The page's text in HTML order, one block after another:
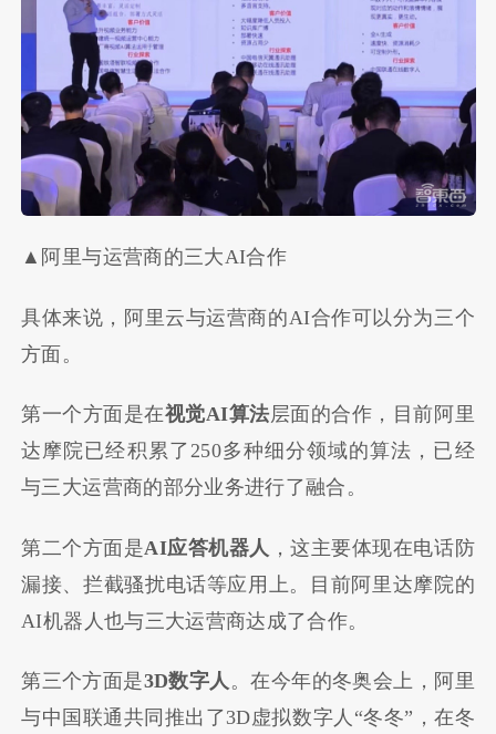
▲阿里与运营商的三大AI合作
具体来说，阿里云与运营商的AI合作可以分为三个
方面。
第一个方面是在视觉AI算法层面的合作，目前阿里
达摩院已经积累了250多种细分领域的算法，已经
与三大运营商的部分业务进行了融合。
第二个方面是AI应答机器人 ，这主要体现在电话防
漏接、拦截骚扰电话等应用上。目前阿里达摩院的
AI机器人也与三大运营商达成了合作。
第三个方面是3D数字人 。在今年的冬奥会上，阿里
与中国联通共同推出了3D虚拟数字人“冬冬”，在冬